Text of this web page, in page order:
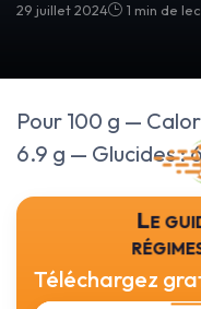
29 juillet 2024 1 min de
Pour 100 g —
6.9 g — Glucides :
Le
Téléchargez